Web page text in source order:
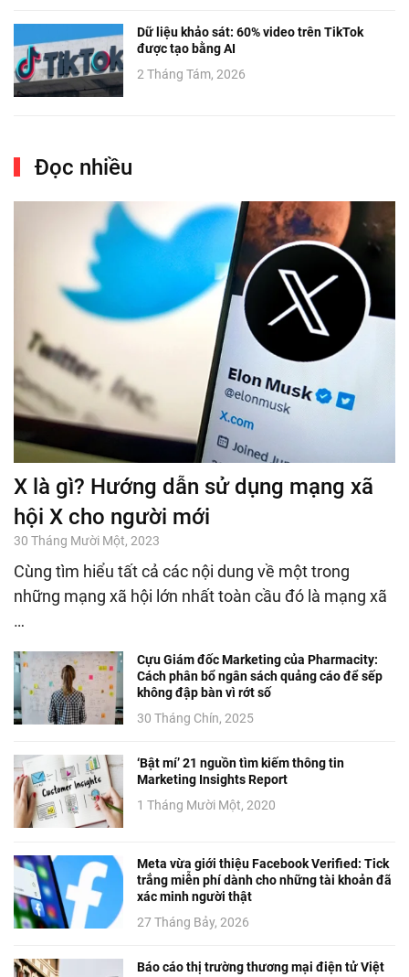
Dữ liệu khảo sát: 60% video trên TikTok
được tạo bằng AI
2 Tháng Tám, 2026
Đọc nhiều
X là gì? Hướng dẫn sử dụng mạng xã
hội X cho người mới
30 Tháng Mười Một, 2023
Cùng tìm hiểu tất cả các nội dung về một trong
những mạng xã hội lớn nhất toàn cầu đó là mạng xã
…
Cựu Giám đốc Marketing của Pharmacity:
Cách phân bổ ngân sách quảng cáo để sếp
không đập bàn vì rớt số
30 Tháng Chín, 2025
‘Bật mí’ 21 nguồn tìm kiếm thông tin
Marketing Insights Report
1 Tháng Mười Một, 2020
Meta vừa giới thiệu Facebook Verified: Tick
trắng miễn phí dành cho những tài khoản đã
xác minh người thật
27 Tháng Bảy, 2026
Báo cáo thị trường thương mại điện tử Việt